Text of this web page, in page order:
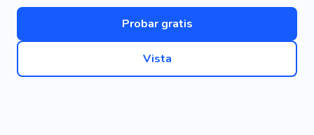
Probar gratis
Vista